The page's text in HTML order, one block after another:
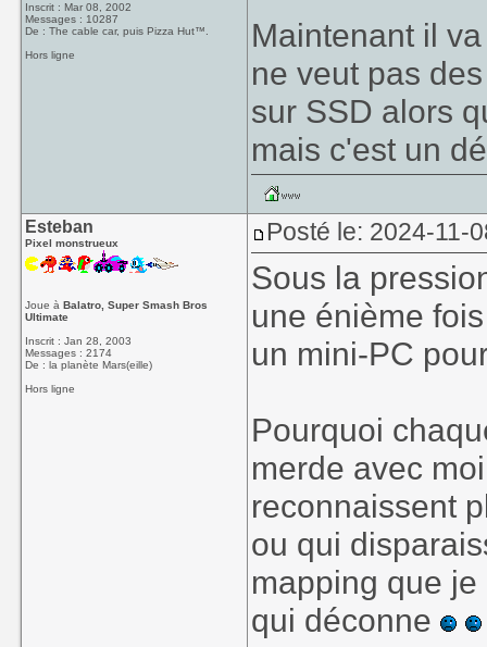
Inscrit : Mar 08, 2002
Messages : 10287
De : The cable car, puis Pizza Hut™.
Hors ligne
Maintenant il
ne veut pas
sur SSD alors
mais c'est un
Esteban
Pixel monstrueux
Joue àBalatro, Super Smash Bros
Ultimate
Inscrit : Jan 28, 2003
Messages : 2174
De : la planète Mars(eille)
Hors ligne
Posté le: 2024-11-
Sous la
une énième
un mini-PC
Pourquoi
merde avec
reconnaissent
ou qui
mapping que
qui déconne